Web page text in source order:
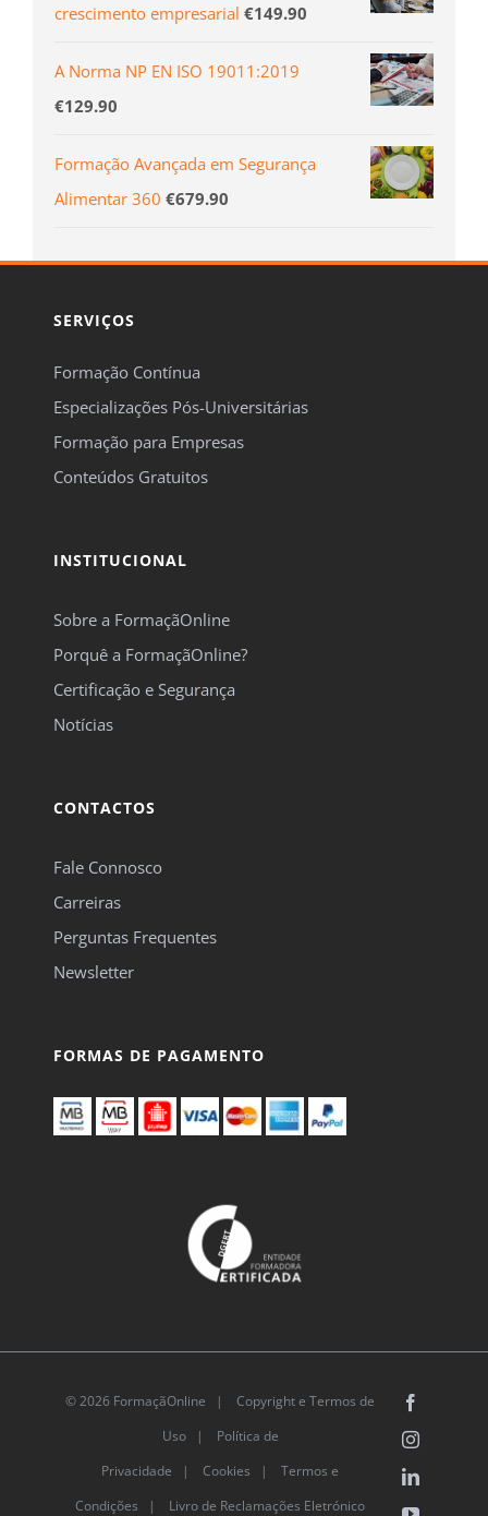
crescimento empresarial €149.90
A Norma NP EN ISO 19011:2019
€129.90
Formação Avançada em Segurança
Alimentar 360 €679.90
SERVIÇOS
Formação Contínua
Especializações Pós-Universitárias
Formação para Empresas
Conteúdos Gratuitos
INSTITUCIONAL
Sobre a FormaçãOnline
Porquê a FormaçãOnline?
Certificação e Segurança
Notícias
CONTACTOS
Fale Connosco
Carreiras
Perguntas Frequentes
Newsletter
FORMAS DE PAGAMENTO
© 2026 FormaçãOnline |
Copyright e Termos de
Uso|
Política de
Privacidade | Cookies |
Termos e
Condições |
Livro de Reclamações Eletrónico
Instagram
LinkedIn
YouTube